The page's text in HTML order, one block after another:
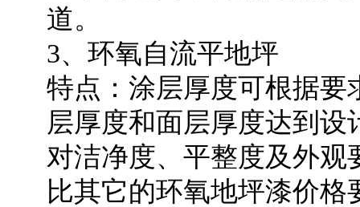
道。
3、环氧自流平地坪
特点：涂层厚度可根据要
层厚度和面层厚度达到
对洁净度、平整度及外
比其它的环氧地坪漆价